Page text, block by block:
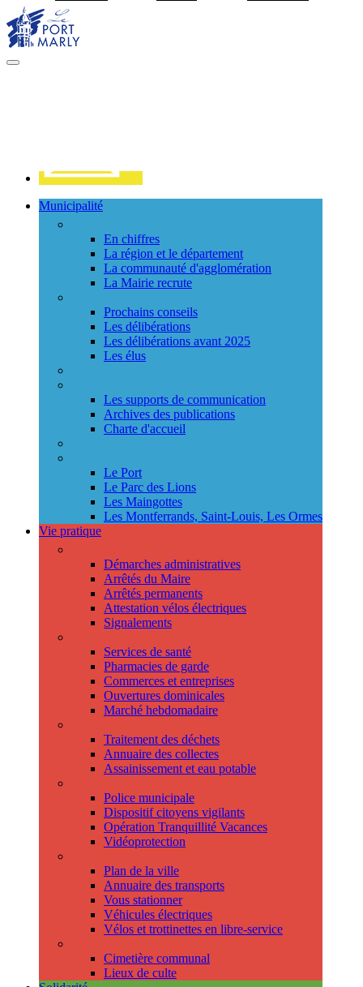
MENU
Municipalité
En chiffres
La région et le département
La communauté d'agglomération
La Mairie recrute
Prochains conseils
Les délibérations
Les délibérations avant 2025
Les élus
Les supports de communication
Archives des publications
Charte d'accueil
Le Port
Le Parc des Lions
Les Maingottes
Les Montferrands, Saint-Louis, Les Ormes
Vie pratique
Démarches administratives
Arrêtés du Maire
Arrêtés permanents
Attestation vélos électriques
Signalements
Services de santé
Pharmacies de garde
Commerces et entreprises
Ouvertures dominicales
Marché hebdomadaire
Traitement des déchets
Annuaire des collectes
Assainissement et eau potable
Police municipale
Dispositif citoyens vigilants
Opération Tranquillité Vacances
Vidéoprotection
Plan de la ville
Annuaire des transports
Vous stationner
Véhicules électriques
Vélos et trottinettes en libre-service
Cimetière communal
Lieux de culte